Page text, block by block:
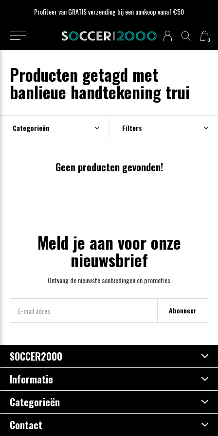
0
Profiteer van GRATIS verzending bij een aankoop vanaf €50
Producten getagd met
banlieue handtekening trui
Categorieën Filters
Geen producten gevonden!
Meld je aan voor onze
nieuwsbrief
Ontvang de nieuwste aanbiedingen en promoties
Abonneer
SOCCER2000
Informatie
Categorieën
Contact